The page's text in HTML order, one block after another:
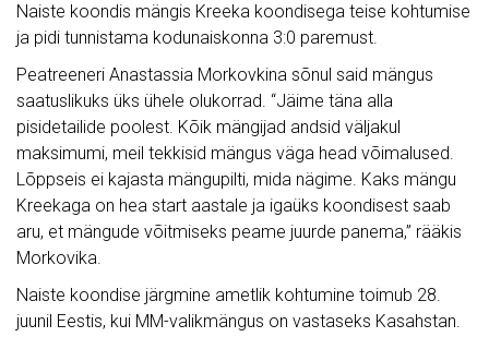
Naiste koondis mängis Kreeka koondisega teise kohtumise
ja pidi tunnistama kodunaiskonna 3:0 paremust.
Peatreeneri Anastassia Morkovkina sõnul said mängus
saatuslikuks üks ühele olukorrad. “Jäime täna alla
pisidetailide poolest. Kõik mängijad andsid väljakul
maksimumi, meil tekkisid mängus väga head võimalused.
Lõppseis ei kajasta mängupilti, mida nägime. Kaks mängu
Kreekaga on hea start aastale ja igaüks koondisest saab
aru, et mängude võitmiseks peame juurde panema,” rääkis
Morkovika.
Naiste koondise järgmine ametlik kohtumine toimub 28.
juunil Eestis, kui MM-valikmängus on vastaseks Kasahstan.